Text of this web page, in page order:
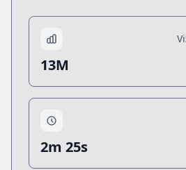
13M
2m 25s